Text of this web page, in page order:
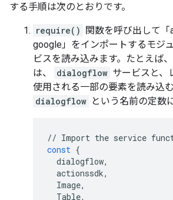
する手順は次のとおりです。
require() 関数を呼び出して
google」をインポートするモジ
ビスを読み込みます。たとえば
は、
dialogflow サービスと、
使用される一部の要素を読み込
dialogflow という名前の定数
// Import the service
const {
dialogflow,
actionssdk,
Image,
Table,